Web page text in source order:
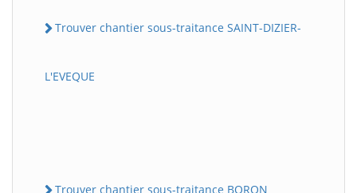
Trouver chantier sous-traitance SAINT-DIZIER-
L'EVEQUE
Trouver chantier sous-traitance BORON